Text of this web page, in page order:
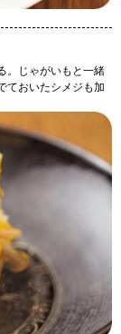
。じゃがいもと一緒
ておいたシメジも加